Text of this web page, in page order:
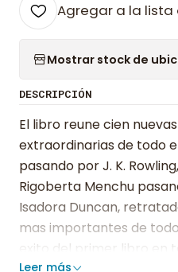
Agregar a la
Mostrar stock de
DESCRIPCIÓN
El libro reune cien
extraordinarias de todo
pasando por J. K.
Rigoberta Menchu
Isadora Duncan,
mas importantes de
exito del primer libro en
Leer más